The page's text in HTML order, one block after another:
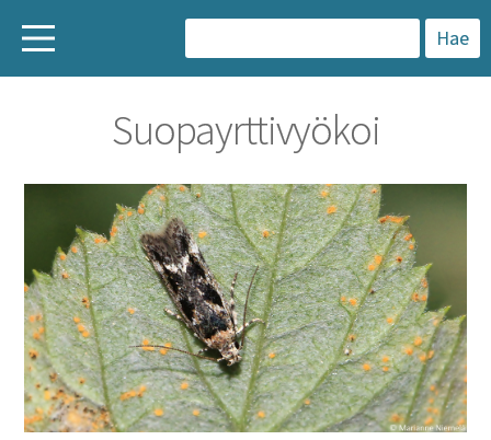
a
k
u
:
Suopayrttivyökoi